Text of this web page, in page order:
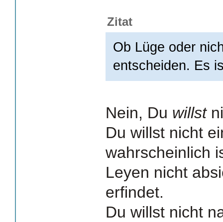
Zitat
Ob Lüge oder
entscheiden. Es
Nein, Du willst
Du willst nicht
wahrscheinlich
Leyen nicht
erfindet.
Du willst nicht